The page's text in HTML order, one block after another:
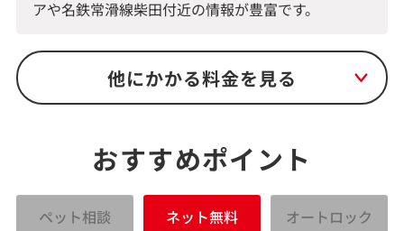
アや名鉄常滑線柴田付近の情報が豊富です。
他にかかる料金を見る
おすすめポイント
ペット相談 ネット無料 オートロック